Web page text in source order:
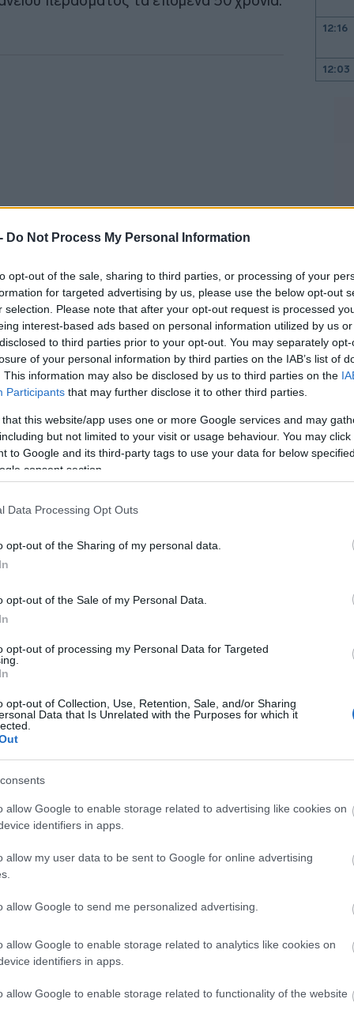
Do Not Process My Personal Information
opt-out of the sale, sharing to third parties, or processing of your
for targeted advertising by us, please use the below opt-out
selection. Please note that after your opt-out request is processed
interest-based ads based on personal information utilized by us
to third parties prior to your opt-out. You may separately
of your personal information by third parties on the IAB’s list of
This information may also be disclosed by us to third parties on the
Participants that may further disclose it to other third parties.
that this website/app uses one or more Google services and may
but not limited to your visit or usage behaviour. You may
to Google and its third-party tags to use your data for below
consent section.
Data Processing Opt Outs
opt-out of the Sharing of my personal data.
opt-out of the Sale of my Personal Data.
opt-out of processing my Personal Data for Targeted
opt-out of Collection, Use, Retention, Sale, and/or Sharing
Data that Is Unrelated with the Purposes for which it
allow Google to enable storage related to advertising like cookies on
identifiers in apps.
allow my user data to be sent to Google for online advertising
allow Google to send me personalized advertising.
allow Google to enable storage related to analytics like cookies on
identifiers in apps.
allow Google to enable storage related to functionality of the website
πως το έργο θα τους αναγκάσει να
αυτή», η οικοδόμηση φράγματος,
Ντομίνγκες, 65χρονος αγρότης, που
Λιμόν, στην περιφέρεια Τσάγρες
χωράφια τόσο εύφορα όσο
να μετακινηθούν προς ξηρότερες
ακόμα κι αν της βάζεις
ποτάμια μας, για τους αγρότες μας»,
75 ετών, άλλος κάτοικος της
12:16
12:03
11:03
10:53
09:08